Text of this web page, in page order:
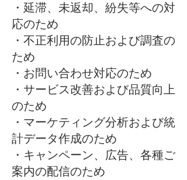
・延滞、未返却、紛失等への対
応のため
・不正利用の防止および調査の
ため
・お問い合わせ対応のため
・サービス改善および品質向上
のため
・マーケティング分析および統
計データ作成のため
・キャンペーン、広告、各種ご
案内の配信のため